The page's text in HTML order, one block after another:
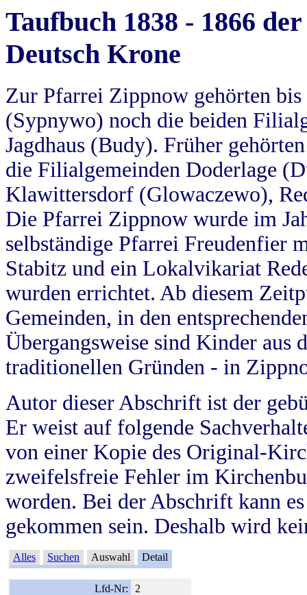
Taufbuch 1838 - 1866
Deutsch Krone
Zur Pfarrei Zippnow gehörten
(Sypnywo) noch die beiden
Jagdhaus (Budy). Früher
die Filialgemeinden Doderlage
Klawittersdorf (Glowaczewo),
Die Pfarrei Zippnow wurde im
selbständige Pfarrei Freudenfier
Stabitz und ein Lokalvikariat
wurden errichtet. Ab diesem
Gemeinden, in den
Übergangsweise sind Kinder aus
traditionellen Gründen - in
Autor dieser Abschrift ist der
Er weist auf folgende
von einer Kopie des Original-
zweifelsfreie Fehler im
worden. Bei der Abschrift kann
gekommen sein. Deshalb wird
Alles Suchen Auswahl Detail
Lfd-Nr:
2